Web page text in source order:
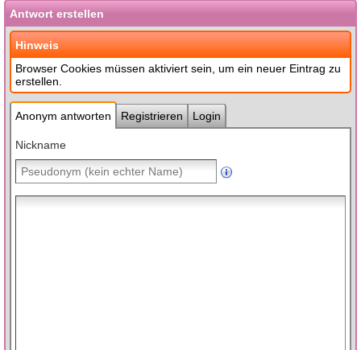
Antwort erstellen
Hinweis
Browser Cookies müssen aktiviert sein, um ein neuer Eintrag zu
erstellen.
Anonym antworten Registrieren Login
Nickname